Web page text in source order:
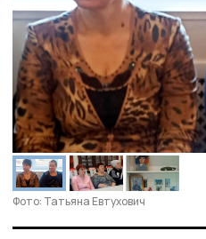
Фото: Татьяна Евтухович